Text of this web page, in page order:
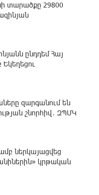
տարածքը 29800
ընդդեմ Հայ
զարգանում են
շնորհիվ․ ԶՊՄԿ
ներկայացվեց
կրթական